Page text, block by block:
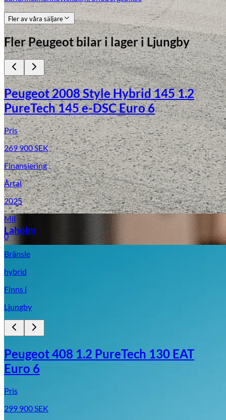
Laholm
Fler av våra säljare
FlerPeugeotbilar i lageri Ljungby
Peugeot 2008 Style Hybrid 145 1.2
PureTech 145 e-DSC Euro 6
Pris
269 900SEK
Finansiering
Årtal
2025
Mil
0
Bränsle
hybrid
Finns i
Ljungby
Peugeot 408 1.2 PureTech 130 EAT
Euro 6
Pris
299 900 SEK